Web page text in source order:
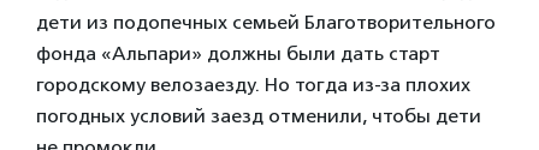
дети из подопечных семьей Благотворительного
фонда «Альпари» должны были дать старт
городскому велозаезду. Но тогда из-за плохих
погодных условий заезд отменили, чтобы дети